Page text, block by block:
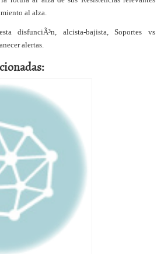
al alza.
disfunciÃ³n, alcista-bajista, Soportes vs
alertas.